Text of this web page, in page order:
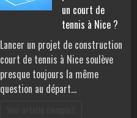
un court de
tennis à Nice ?
Lancer un projet de construction
court de tennis à Nice soulève
presque toujours la même
question au départ…